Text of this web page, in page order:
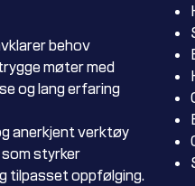
behov
møter med
og lang erfaring
anerkjent verktøy
styrker
tilpasset oppfølging.